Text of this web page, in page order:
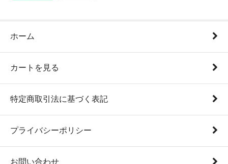
ホーム
カートを見る
特定商取引法に基づく表記
プライバシーポリシー
お問い合わせ